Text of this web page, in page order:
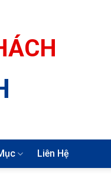
Liên Hệ